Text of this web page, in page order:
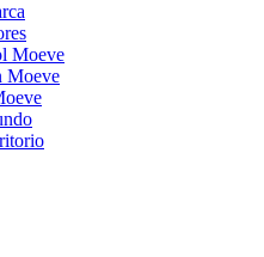
Moeve
Moeve